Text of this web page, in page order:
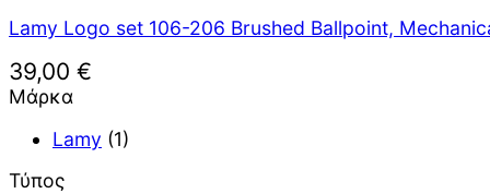
Lamy Logo set 106-206 Brushed Ballpoint,
39,00 €
Μάρκα
Lamy (1)
Τύπος